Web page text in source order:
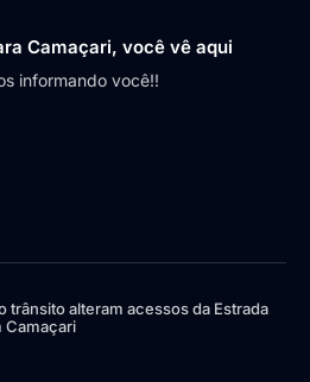
Camaçari, você vê aqui
informando você!!
trânsito alteram acessos da Estrada
Camaçari